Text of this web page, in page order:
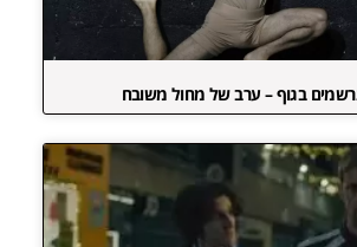
נרשמים בגוף – ערב של מחול משובח